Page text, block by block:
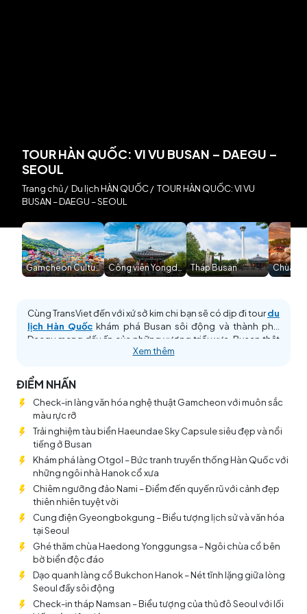
TOUR HÀN QUỐC: VI VU BUSAN – DAEGU –
SEOUL
Trang chủ/ Du lịch HÀN QUỐC/ TOUR HÀN QUỐC: VI VU
BUSAN – DAEGU – SEOUL
Gamcheon Culture VillageCông viên YongdusanTháp Busan Chùa
Cùng TransViet đến với xứ sở kim chi bạn sẽ có dịp đi tourdu
lịch Hàn Quốc khám phá Busan sôi động và thành phố
Daegu mang dấu ấn của những vương triều xưa. Busan thật
lôi cuốn với cảnh biển xanh thẳm, công trình kiến trúc cổ
Hàn Quốc Jagalchi. Tới với thành phố Daegu để cảm nhận
sự giao thoa hài hòa giữa truyền thống và hiện đại. Đối lập
hài hòa với sự phát triển năng động của thời đại mới, Daegu
vẫn trong mình nét truyền thống đặc sắc với những ngôi nhà
Hanok được gìn giữ qua thăng trầm thời gian tại ngôi làng
cổ Otgol đã 400 năm tuổi. Cũng tại đây bạn sẽ chiêm
ngưỡng khung cảnh mỹ lệ của đại học Keimyung và bảo
tàng thiên nhiên sống động tại công viên Songhae.
Xem thêm
ĐIỂM NHẤN
Check-in làng văn hóa nghệ thuật Gamcheon với muôn sắc
màu rực rỡ
Trải nghiệm tàu biển Haeundae Sky Capsule siêu đẹp và nổi
tiếng ở Busan
Khám phá làng Otgol – Bức tranh truyền thống Hàn Quốc với
những ngôi nhà Hanok cổ xưa
Chiêm ngưỡng đảo Nami – Điểm đến quyến rũ với cảnh đẹp
thiên nhiên tuyệt vời
Cung điện Gyeongbokgung – Biểu tượng lịch sử và văn hóa
tại Seoul
Ghé thăm chùa Haedong Yonggungsa – Ngôi chùa cổ bên
bờ biển độc đáo
Dạo quanh làng cổ Bukchon Hanok – Nét tĩnh lặng giữa lòng
Seoul đầy sôi động
Check-in tháp Namsan – Biểu tượng của thủ đô Seoul với lối